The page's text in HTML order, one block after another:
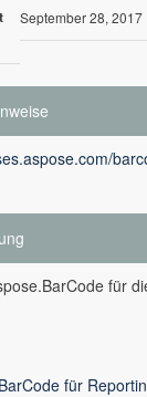
September 28, 2017
für
für